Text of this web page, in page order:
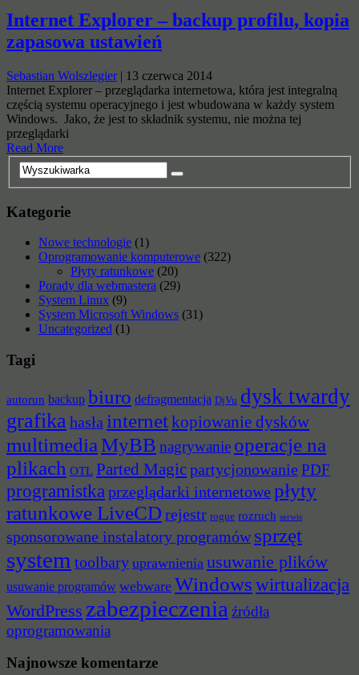
Internet Explorer – backup profilu, kopia
zapasowa ustawień
Sebastian Wolszlegier| 13 czerwca 2014
Internet Explorer – przeglądarka internetowa, która jest integralną
częścią systemu operacyjnego i jest wbudowana w każdy system
Windows. Jako, że jest to składnik systemu, nie można tej
przeglądarki
Read More
Kategorie
Nowe technologie (1)
Oprogramowanie komputerowe (322)
Płyty ratunkowe (20)
Porady dla webmastera (29)
System Linux (9)
System Microsoft Windows (31)
Uncategorized (1)
Tagi
autorun backup biuro defragmentacja DjVu dysk twardy
grafika hasła internetkopiowanie dysków
multimediaMyBB nagrywanie operacje na
plikach OTL Parted Magicpartycjonowanie PDF
programistka przeglądarki internetowe płyty
ratunkowe LiveCD rejestr rogue rozruch serwis
sponsorowane instalatory programów sprzęt
system toolbary uprawnienia usuwanie plików
usuwanie programów webware Windowswirtualizacja
WordPress zabezpieczenia źródła
oprogramowania
Najnowsze komentarze